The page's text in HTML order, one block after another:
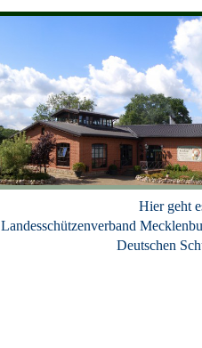
Hier geht
Landesschützenverband
Deutschen